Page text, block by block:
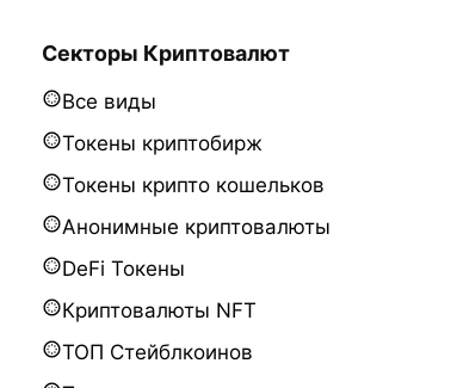
Секторы Криптовалют
Все виды
Токены криптобирж
Токены крипто кошельков
Анонимные криптовалюты
DeFi Токены
Криптовалюты NFT
ТОП Стейблкоинов